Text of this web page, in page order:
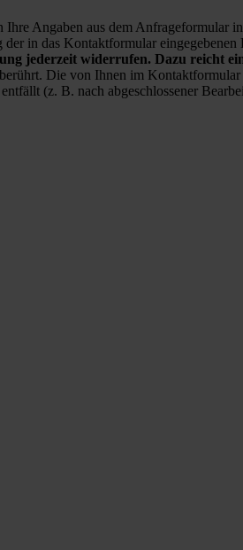
Angaben aus dem Anfrageformular
in das Kontaktformular
jederzeit widerrufen. Dazu reicht
Die von Ihnen im
(z. B. nach abgeschlossener